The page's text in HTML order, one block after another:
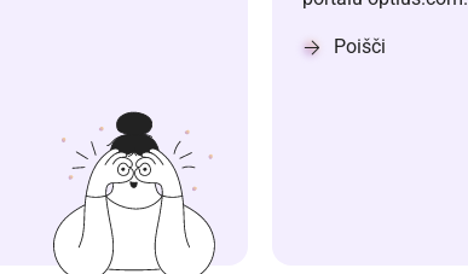
Poišči